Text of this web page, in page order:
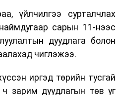
үйлчилгээ сурталчлах
сарын 11-нээс
дуудлага болон
чиглэжээ.
иргэд төрийн тусгай
зарим дуудлагын төв уг